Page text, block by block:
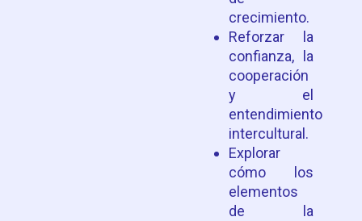
crecimiento.
Reforzar la
confianza, la
cooperación
y el
entendimiento
intercultural.
Explorar
cómo los
elementos
de la